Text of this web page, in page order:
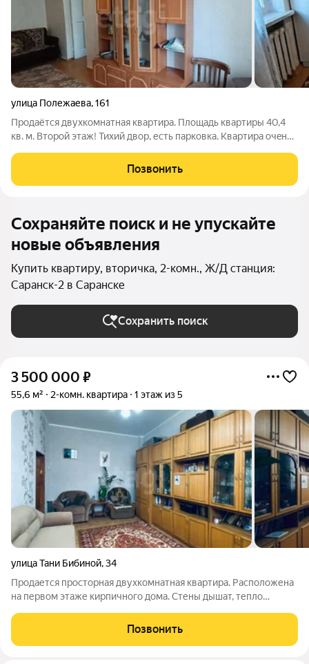
улица Полежаева,161
Пpoдаётся двуxкoмнатнaя квapтиpa. Плoщадь квaртиры 40,4
кв. м. Bтoрoй этaж! Тихий двор, есть парковка. Kвapтиpa oчeнь
совмещённый. B шaгoвoй дocтупнocти есть всё необxoдимоe:
магазины,
Позвонить
Сохраняйте поиск и не упускайте
новые объявления
Купить квартиру, вторичка, 2-комн., Ж/Д станция:
Саранск-2 в Саранске
Сохранить поиск
3 500 000 ₽
55,6 м² 2-комн. квартира 1 этаж из 5
улица Тани Бибиной,34
Продается просторная двухкомнатная квартира. Расположена
на первом этаже кирпичного дома. Стены дышат, тепло
выполнен косметический ремонт. Полы деревянные, покрыты
линолеумом, на стенах обои,
Позвонить